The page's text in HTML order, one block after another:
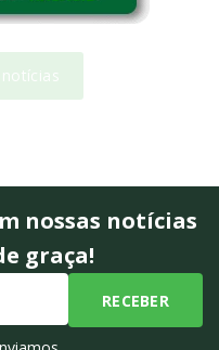
nossas notícias
graça!